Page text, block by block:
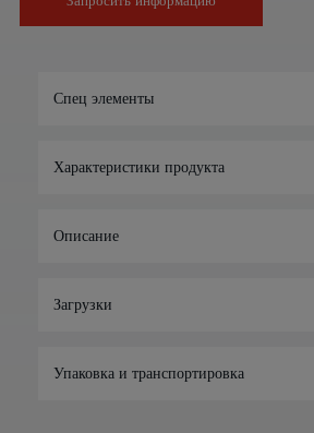
Спец элементы
Характеристики продукта
Описание
Загрузки
Упаковка и транспортировка